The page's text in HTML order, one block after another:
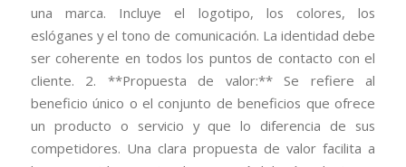
una marca. Incluye el logotipo, los colores, los
eslóganes y el tono de comunicación. La identidad debe
ser coherente en todos los puntos de contacto con el
cliente. 2. **Propuesta de valor:** Se refiere al
beneficio único o el conjunto de beneficios que ofrece
un producto o servicio y que lo diferencia de sus
competidores. Una clara propuesta de valor facilita a